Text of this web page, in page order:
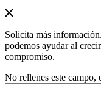
Solicita más
podemos ayudar al
compromiso.
No rellenes este campo,